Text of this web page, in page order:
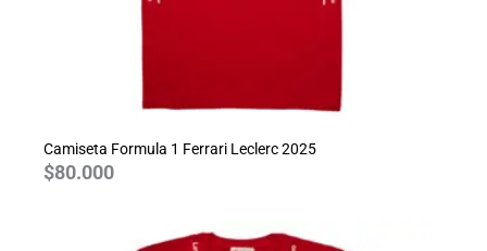
Camiseta Formula 1 Ferrari Leclerc 2025
$80.000